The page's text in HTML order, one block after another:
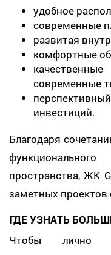
удобное
современные
развитая
комфортные
современные
инвестиций.
Благодаря
пространства, ЖК
заметных проектов
ГДЕ УЗНАТЬ
Чтобы лично